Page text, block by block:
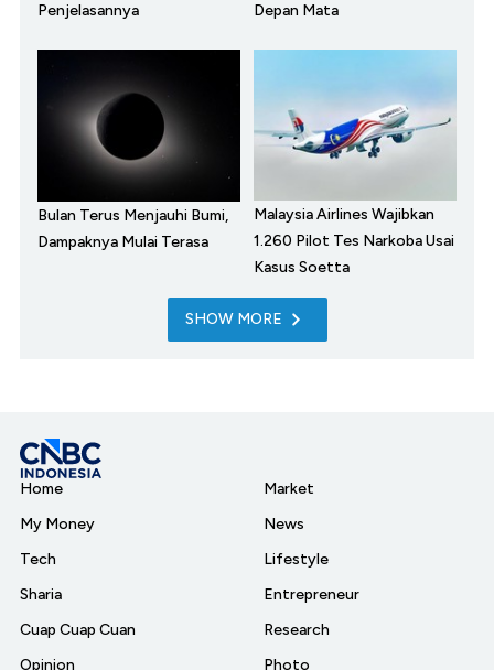
Penjelasannya
Depan Mata
Bulan Terus Menjauhi Bumi,
Dampaknya Mulai Terasa
Malaysia Airlines Wajibkan
1.260 Pilot Tes Narkoba Usai
Kasus Soetta
SHOW MORE
Home
My Money
Tech
Sharia
Cuap Cuap Cuan
Opinion
Market
News
Lifestyle
Entrepreneur
Research
Photo